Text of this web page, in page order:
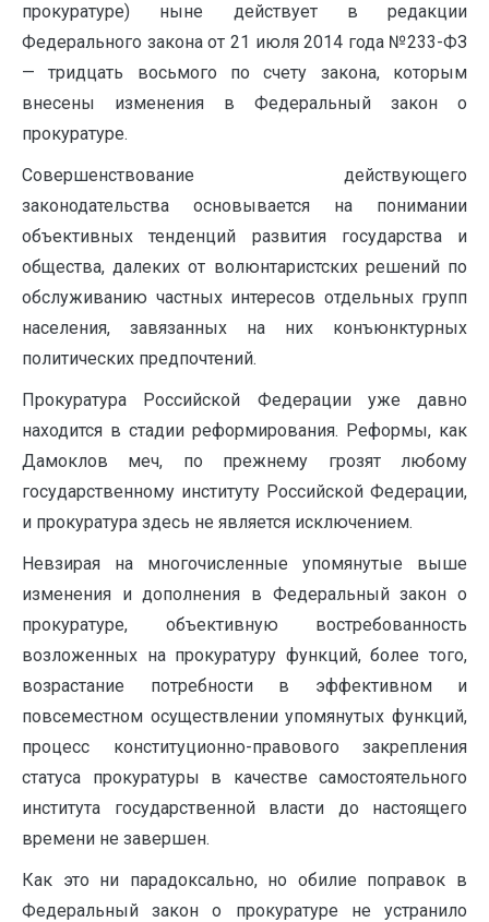
прокуратуре) ныне действует в редакции
Федерального закона от 21 июля 2014 года №233-ФЗ
— тридцать восьмого по счету закона, которым
внесены изменения в Федеральный закон о
прокуратуре.
Совершенствование действующего
законодательства основывается на понимании
объективных тенденций развития государства и
общества, далеких от волюнтаристских решений по
обслуживанию частных интересов отдельных групп
населения, завязанных на них конъюнктурных
политических предпочтений.
Прокуратура Российской Федерации уже давно
находится в стадии реформирования. Реформы, как
Дамоклов меч, по прежнему грозят любому
государственному институту Российской Федерации,
и прокуратура здесь не является исключением.
Невзирая на многочисленные упомянутые выше
изменения и дополнения в Федеральный закон о
прокуратуре, объективную востребованность
возложенных на прокуратуру функций, более того,
возрастание потребности в эффективном и
повсеместном осуществлении упомянутых функций,
процесс конституционно-правового закрепления
статуса прокуратуры в качестве самостоятельного
института государственной власти до настоящего
времени не завершен.
Как это ни парадоксально, но обилие поправок в
Федеральный закон о прокуратуре не устранило